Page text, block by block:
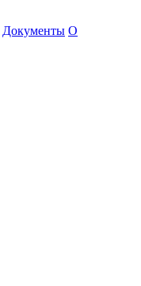
Документы О